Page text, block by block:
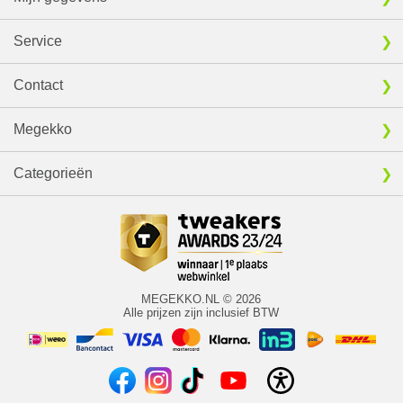
Service
Contact
Megekko
Categorieën
MEGEKKO.NL © 2026
Alle prijzen zijn inclusief BTW